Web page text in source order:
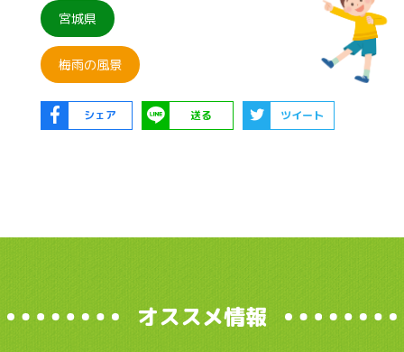
宮城県
梅雨の風景
シェア 送る ツイート
オススメ情報